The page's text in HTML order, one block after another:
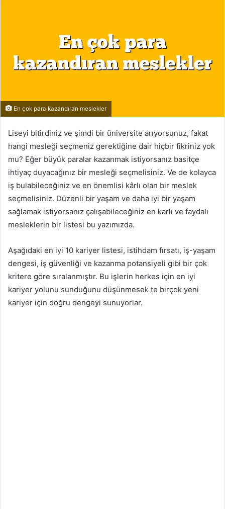
En çok para kazandıran meslekler
Liseyi bitirdiniz ve şimdi bir üniversite arıyorsunuz, fakat
hangi mesleği seçmeniz gerektiğine dair hiçbir fikriniz yok
mu? Eğer büyük paralar kazanmak istiyorsanız basitçe
ihtiyaç duyacağınız bir mesleği seçmelisiniz. Ve de kolayca
iş bulabileceğiniz ve en önemlisi kârlı olan bir meslek
seçmelisiniz. Düzenli bir yaşam ve daha iyi bir yaşam
sağlamak istiyorsanız çalışabileceğiniz en karlı ve faydalı
mesleklerin bir listesi bu yazımızda.
Aşağıdaki en iyi 10 kariyer listesi, istihdam fırsatı, iş-yaşam
dengesi, iş güvenliği ve kazanma potansiyeli gibi bir çok
kritere göre sıralanmıştır. Bu işlerin herkes için en iyi
kariyer yolunu sunduğunu düşünmesek te birçok yeni
kariyer için doğru dengeyi sunuyorlar.